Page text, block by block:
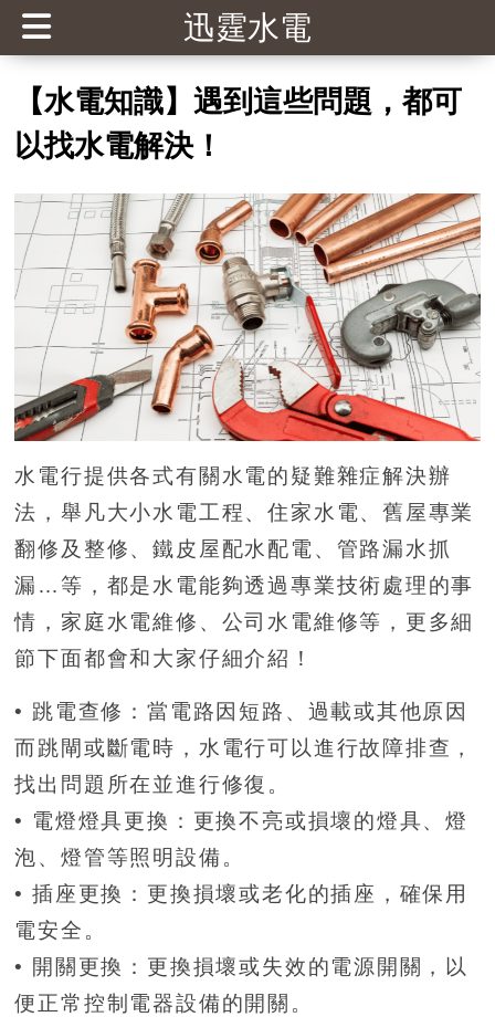
迅霆水電
【水電知識】遇到這些問題，都可
以找水電解決！
水電行提供各式有關水電的疑難雜症解決辦
法，舉凡大小水電工程、住家水電、舊屋專業
翻修及整修、鐵皮屋配水配電、管路漏水抓
漏…等，都是水電能夠透過專業技術處理的事
情，家庭水電維修、公司水電維修等，更多細
節下面都會和大家仔細介紹！
• 跳電查修：當電路因短路、過載或其他原因
而跳閘或斷電時，水電行可以進行故障排查，
找出問題所在並進行修復。
• 電燈燈具更換：更換不亮或損壞的燈具、燈
泡、燈管等照明設備。
• 插座更換：更換損壞或老化的插座，確保用
電安全。
• 開關更換：更換損壞或失效的電源開關，以
便正常控制電器設備的開關。